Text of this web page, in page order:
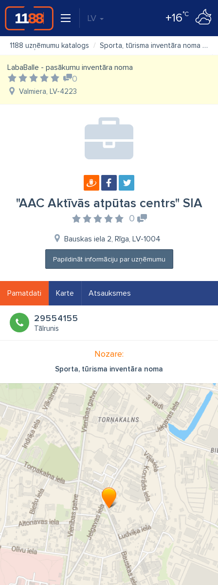
LV +16°C
1188 uzņēmumu katalogs Sporta, tūrisma inventāra noma
LabaBalle - pasākumu inventāra noma
0
Valmiera, LV-4223
"AAC Aktīvās atpūtas centrs" SIA
0
Bauskas iela 2, Rīga, LV-1004
Papildināt informāciju par uzņēmumu
Pamatdati Karte Atsauksmes
29554155
Tālrunis
Nozare:
Sporta, tūrisma inventāra noma